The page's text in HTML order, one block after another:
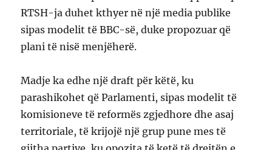
RTSH-ja duhet kthyer në një media publike
sipas modelit të BBC-së, duke propozuar që
plani të nisë menjëherë.
Madje ka edhe një draft për këtë, ku
parashikohet që Parlamenti, sipas modelit të
komisioneve të reformës zgjedhore dhe asaj
territoriale, të krijojë një grup pune mes të